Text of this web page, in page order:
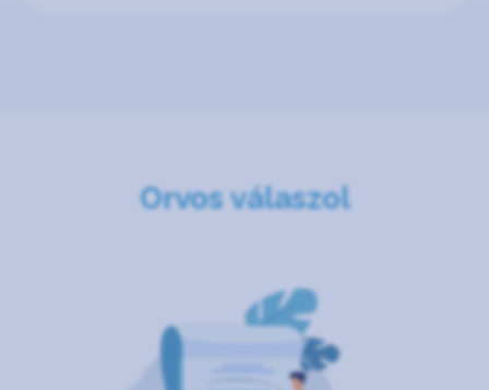
Orvos válaszol